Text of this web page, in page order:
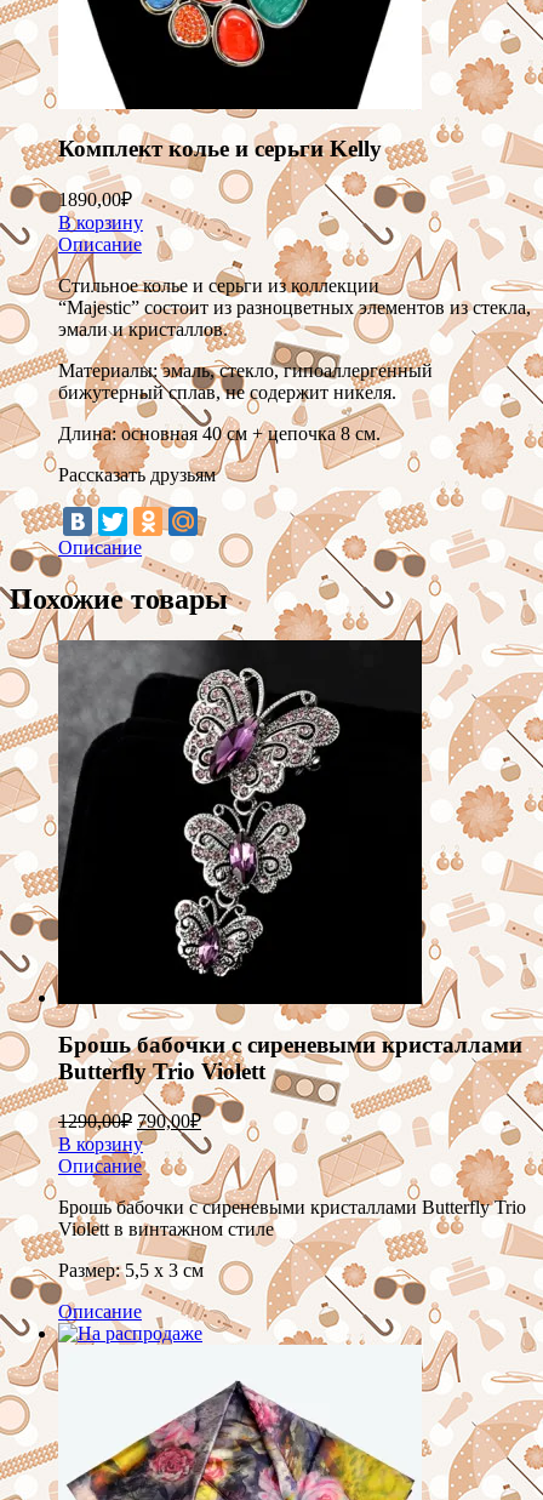
Комплект колье и серьги Kelly
1890,00₽
В корзину
Описание
Стильное колье и серьги из коллекции
“Majestic” состоит из разноцветных элементов из стекла,
эмали и кристаллов.
Материалы: эмаль, стекло, гипоаллергенный
бижутерный сплав, не содержит никеля.
Длина: основная 40 см + цепочка 8 см.
Рассказать друзьям
Описание
Похожие товары
Брошь бабочки с сиреневыми кристаллами
Butterfly Trio Violett
1290,00₽ 790,00₽
В корзину
Описание
Брошь бабочки с сиреневыми кристаллами Butterfly Trio
Violett в винтажном стиле
Размер: 5,5 х 3 см
Описание